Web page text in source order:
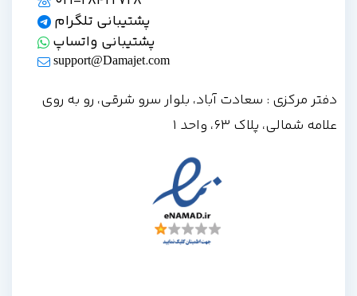
پشتیبانی تلگرام
پشتیبانی واتساپ
support@Damajet.com
مرکزی : سعادت آباد، بلوار سرو شرقی، رو به روی
شمالی، پلاک 63، واحد 1